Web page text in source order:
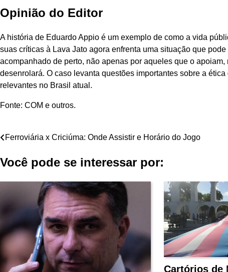
Opinião do Editor
A história de Eduardo Appio é um exemplo de como a vida
suas críticas à Lava Jato agora enfrenta uma situação que
acompanhado de perto, não apenas por aqueles que o
desenrolará. O caso levanta questões importantes sobre a
relevantes no Brasil atual.
Fonte: COM e outros.
Navegação
de
Ferroviária x Criciúma: Onde Assistir e Horário do Jogo
Você pode se interessar por:
Cartórios de